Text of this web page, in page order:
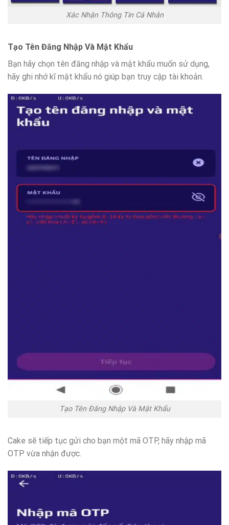
Xác Nhận Thông Tin Cá Nhân
Tạo Tên Đăng Nhập Và Mật Khẩu
Bạn hãy chọn tên đăng nhập và mật khẩu muốn sử dụng,
hãy ghi nhớ kĩ mật khẩu nó giúp bạn truy cập tài khoản.
Tạo Tên Đăng Nhập Và Mật Khẩu
Cake sẽ tiếp tục gửi cho bạn một mã OTP, hãy nhập mã
OTP vừa nhận được.